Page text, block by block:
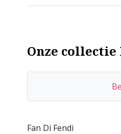
Onze
Fan Di Fendi